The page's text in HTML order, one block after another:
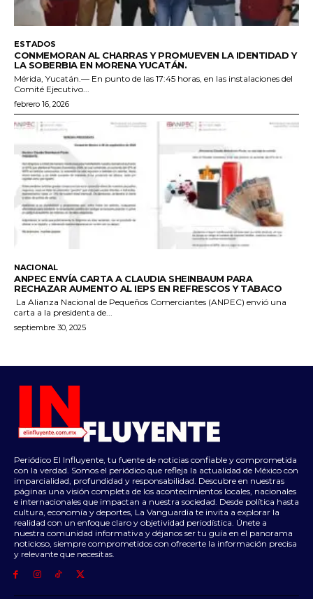
ESTADOS
CONMEMORAN AL CHARRAS Y PROMUEVEN LA IDENTIDAD Y
LA SOBERBIA EN MORENA YUCATÁN.
Mérida, Yucatán.— En punto de las 17:45 horas, en las instalaciones del
Comité Ejecutivo...
febrero 16, 2026
NACIONAL
ANPEC ENVÍA CARTA A CLAUDIA SHEINBAUM PARA
RECHAZAR AUMENTO AL IEPS EN REFRESCOS Y TABACO
La Alianza Nacional de Pequeños Comerciantes (ANPEC) envió una
carta a la presidenta de...
septiembre 30, 2025
Periódico El Influyente, tu fuente de noticias confiable y comprometida
con la verdad. Somos el periódico que refleja la actualidad de México con
imparcialidad, profundidad y responsabilidad. Descubre en nuestras
páginas una visión completa de los acontecimientos locales, nacionales
e internacionales que impactan a nuestra sociedad. Desde política hasta
cultura, economía y deportes, La Vanguardia te invita a explorar la
realidad con un enfoque claro y objetividad periodística. Únete a
nuestra comunidad informativa y déjanos ser tu guía en el panorama
noticioso, siempre comprometidos con ofrecerte la información precisa
y relevante que necesitas.